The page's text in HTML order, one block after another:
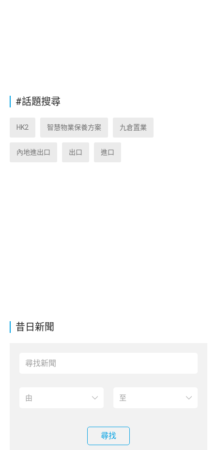
昔日新聞
尋找
#話題搜尋
HK2 智慧物業保養方案 九倉置業
內地進出口 出口 進口